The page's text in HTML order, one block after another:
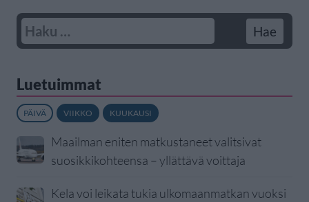
Luetuimmat
PÄIVÄ VIIKKO KUUKAUSI
Maailman eniten matkustaneet valitsivat
suosikkikohteensa – yllättävä voittaja
Kela voi leikata tukia ulkomaanmatkan vuoksi